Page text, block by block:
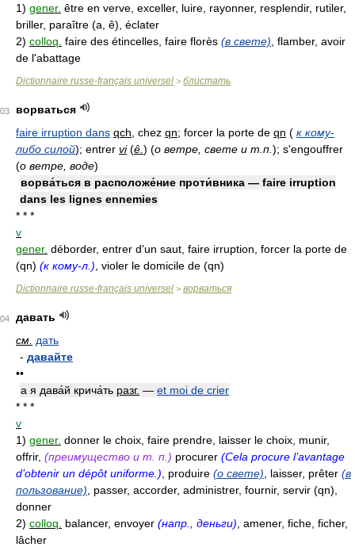
1) gener. être en verve, exceller, luire, rayonner, resplendir, rutiler,
briller, paraître (a, ê), éclater
2) colloq. faire des étincelles, faire florès (в свете) , flamber, avoir
de l'abattage
Dictionnaire russe-français universel > блистать
ворваться
faire irruption dans qch , chez qn; forcer la porte de qn ( к кому-
либо силой); entrer vi(ê. ) (о ветре, свете и т.п. ); s'engouffrer
(о ветре, воде)
ворва́ться в расположе́ние проти́вника — faire irruption
dans les lignes ennemies
* * *
v
gener. déborder, entrer d'un saut, faire irruption, forcer la porte de
(qn) (к кому-л.) , violer le domicile de (qn)
Dictionnaire russe-français universel > ворваться
давать
см. дать
- давайте
••
а я дава́й крича́ть разг. — et moi de crier
* * *
v
1) gener. donner le choix, faire prendre, laisser le choix, munir,
offrir, (преимущество и т. п.) procurer (Cela procure l’avantage
d’obtenir un dépôt uniforme.) , produire (о свете) , laisser, prêter (в
пользование) , passer, accorder, administrer, fournir, servir (qn),
donner
2) colloq. balancer, envoyer (напр., деньги) , amener, fiche, ficher,
lâcher